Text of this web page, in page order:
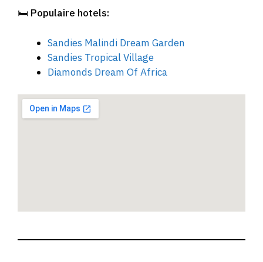
🛏️ Populaire hotels:
Sandies Malindi Dream Garden
Sandies Tropical Village
Diamonds Dream Of Africa